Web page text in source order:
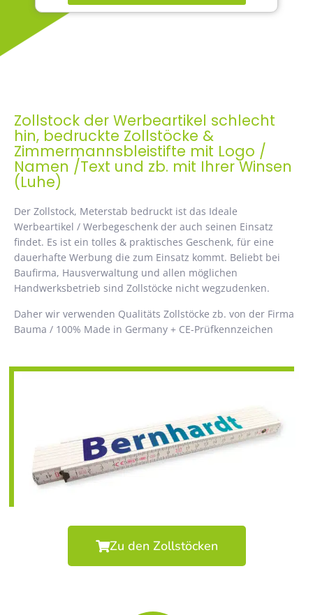
Zollstock der Werbeartikel schlecht
hin, bedruckte Zollstöcke &
Zimmermannsbleistifte mit Logo /
Namen /Text und zb. mit Ihrer Winsen
(Luhe)
Der Zollstock, Meterstab bedruckt ist das Ideale
Werbeartikel / Werbegeschenk der auch seinen Einsatz
findet. Es ist ein tolles & praktisches Geschenk, für eine
dauerhafte Werbung die zum Einsatz kommt. Beliebt bei
Baufirma, Hausverwaltung und allen möglichen
Handwerksbetrieb sind Zollstöcke nicht wegzudenken.
Daher wir verwenden Qualitäts Zollstöcke zb. von der Firma
Bauma / 100% Made in Germany + CE-Prüfkennzeichen
Zu den Zollstöcken